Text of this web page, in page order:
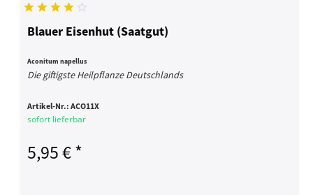
Blauer Eisenhut (Saatgut)
Aconitum napellus
Die giftigste Heilpflanze Deutschlands
Artikel-Nr.:ACO11X
sofort lieferbar
5,95 € *